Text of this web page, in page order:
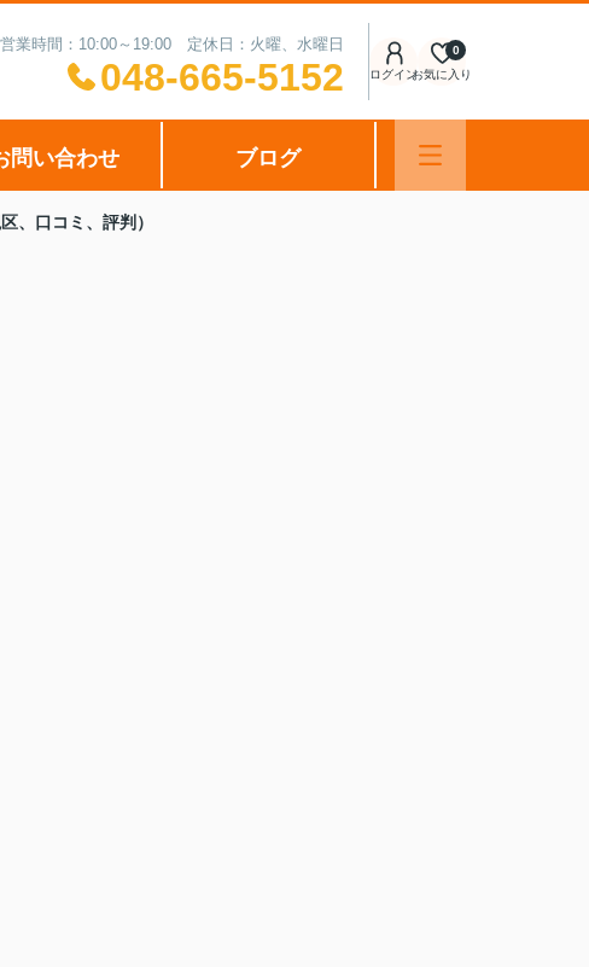
営業時間：10:00～19:00 定休日：火曜、水曜日
048-665-5152 ログインお気に入り
0
問い合わせ ブログ
、口コミ、評判）